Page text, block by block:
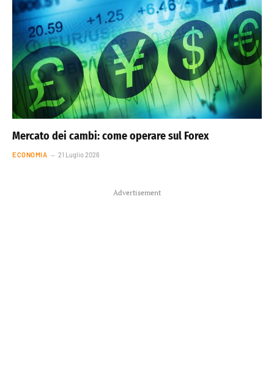
Mercato dei cambi: come operare sul Forex
ECONOMIA 21 Luglio 2026
Advertisement